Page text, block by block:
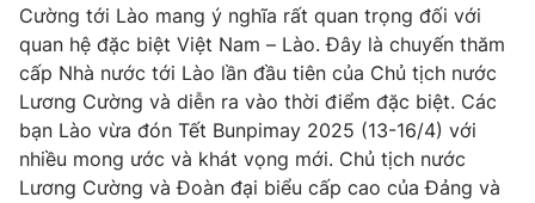
Tư vấn
Chuyên mục khác
Emagazine Podcast
Photo Infographic
Cường tới Lào mang ý nghĩa rất quan trọng đối với
quan hệ đặc biệt Việt Nam – Lào. Đây là chuyến thăm
cấp Nhà nước tới Lào lần đầu tiên của Chủ tịch nước
Lương Cường và diễn ra vào thời điểm đặc biệt. Các
bạn Lào vừa đón Tết Bunpimay 2025 (13-16/4) với
nhiều mong ước và khát vọng mới. Chủ tịch nước
Lương Cường và Đoàn đại biểu cấp cao của Đảng và